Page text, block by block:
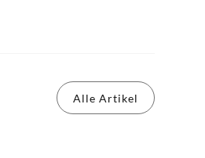
Alle Artikel